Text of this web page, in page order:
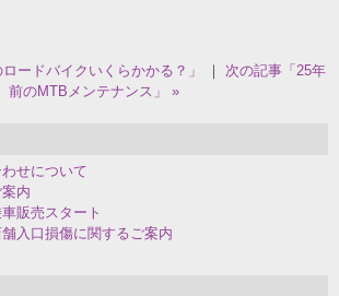
ードバイクいくらかかる？」 ｜ 次の記事「25年
前のMTBメンテナンス」 »
せについて
内
販売スタート
舗入口損傷に関するご案内